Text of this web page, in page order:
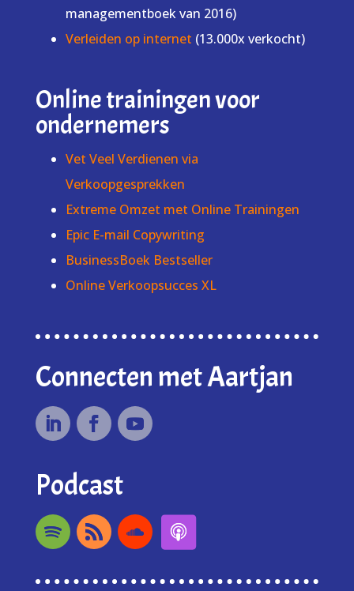
managementboek van 2016)
Verleiden op internet (13.000x verkocht)
Online trainingen voor
ondernemers
Vet Veel Verdienen via
Verkoopgesprekken
Extreme Omzet met Online Trainingen
Epic E-mail Copywriting
BusinessBoek Bestseller
Online Verkoopsucces XL
Connecten met Aartjan
Podcast